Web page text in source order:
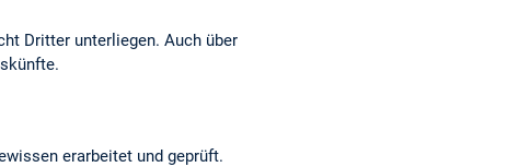
Dritter unterliegen. Auch über
erarbeitet und geprüft.